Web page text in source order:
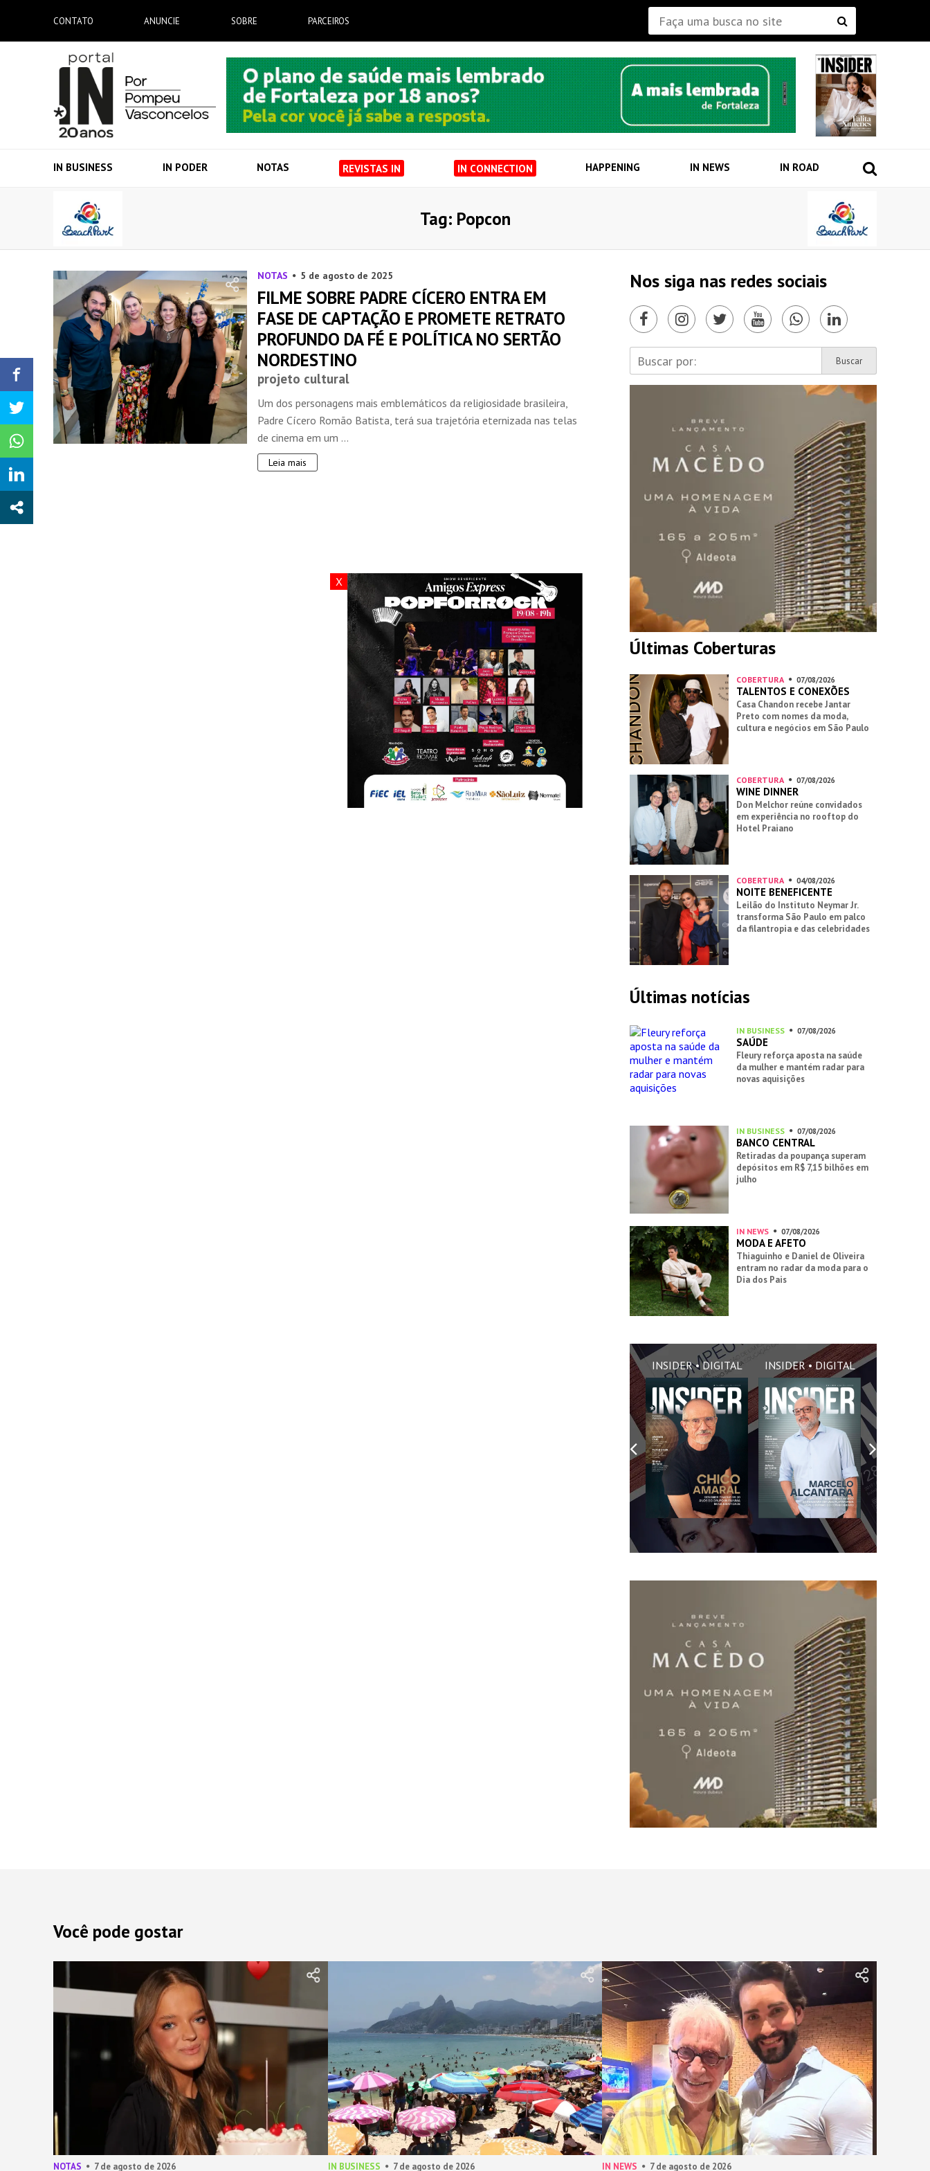
CONTATO ANUNCIE SOBRE PARCEIROS
IN BUSINESS IN PODER NOTAS REVISTAS IN IN CONNECTION HAPPENING IN NEWS IN ROAD
Tag: Popcon
NOTAS 5 de agosto de 2025
FILME SOBRE PADRE CÍCERO ENTRA EM
FASE DE CAPTAÇÃO E PROMETE RETRATO
PROFUNDO DA FÉ E POLÍTICA NO SERTÃO
NORDESTINO
projeto cultural
Um dos personagens mais emblemáticos da religiosidade brasileira,
Padre Cícero Romão Batista, terá sua trajetória eternizada nas telas
de cinema em um ...
Leia mais
Nos siga nas redes sociais
Últimas Coberturas
COBERTURA 07/08/2026
TALENTOS E CONEXÕES
Casa Chandon recebe Jantar
Preto com nomes da moda,
cultura e negócios em São Paulo
COBERTURA 07/08/2026
WINE DINNER
Don Melchor reúne convidados
em experiência no rooftop do
Hotel Praiano
COBERTURA 04/08/2026
NOITE BENEFICENTE
Leilão do Instituto Neymar Jr.
transforma São Paulo em palco
da filantropia e das celebridades
Últimas notícias
IN BUSINESS 07/08/2026
SAÚDE
Fleury reforça aposta na saúde
da mulher e mantém radar para
novas aquisições
IN BUSINESS 07/08/2026
BANCO CENTRAL
Retiradas da poupança superam
depósitos em R$ 7,15 bilhões em
julho
IN NEWS 07/08/2026
MODA E AFETO
Thiaguinho e Daniel de Oliveira
entram no radar da moda para o
Dia dos Pais
INSIDER • DIGITAL INSIDER • DIGITAL
Você pode gostar
NOTAS 7 de agosto de 2026 IN BUSINESS 7 de agosto de 2026 IN NEWS 7 de agosto de 2026
X